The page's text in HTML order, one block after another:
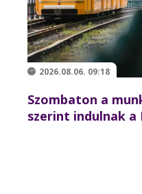
2026.08.06. 09:18
Szombaton a
szerint indulnak a